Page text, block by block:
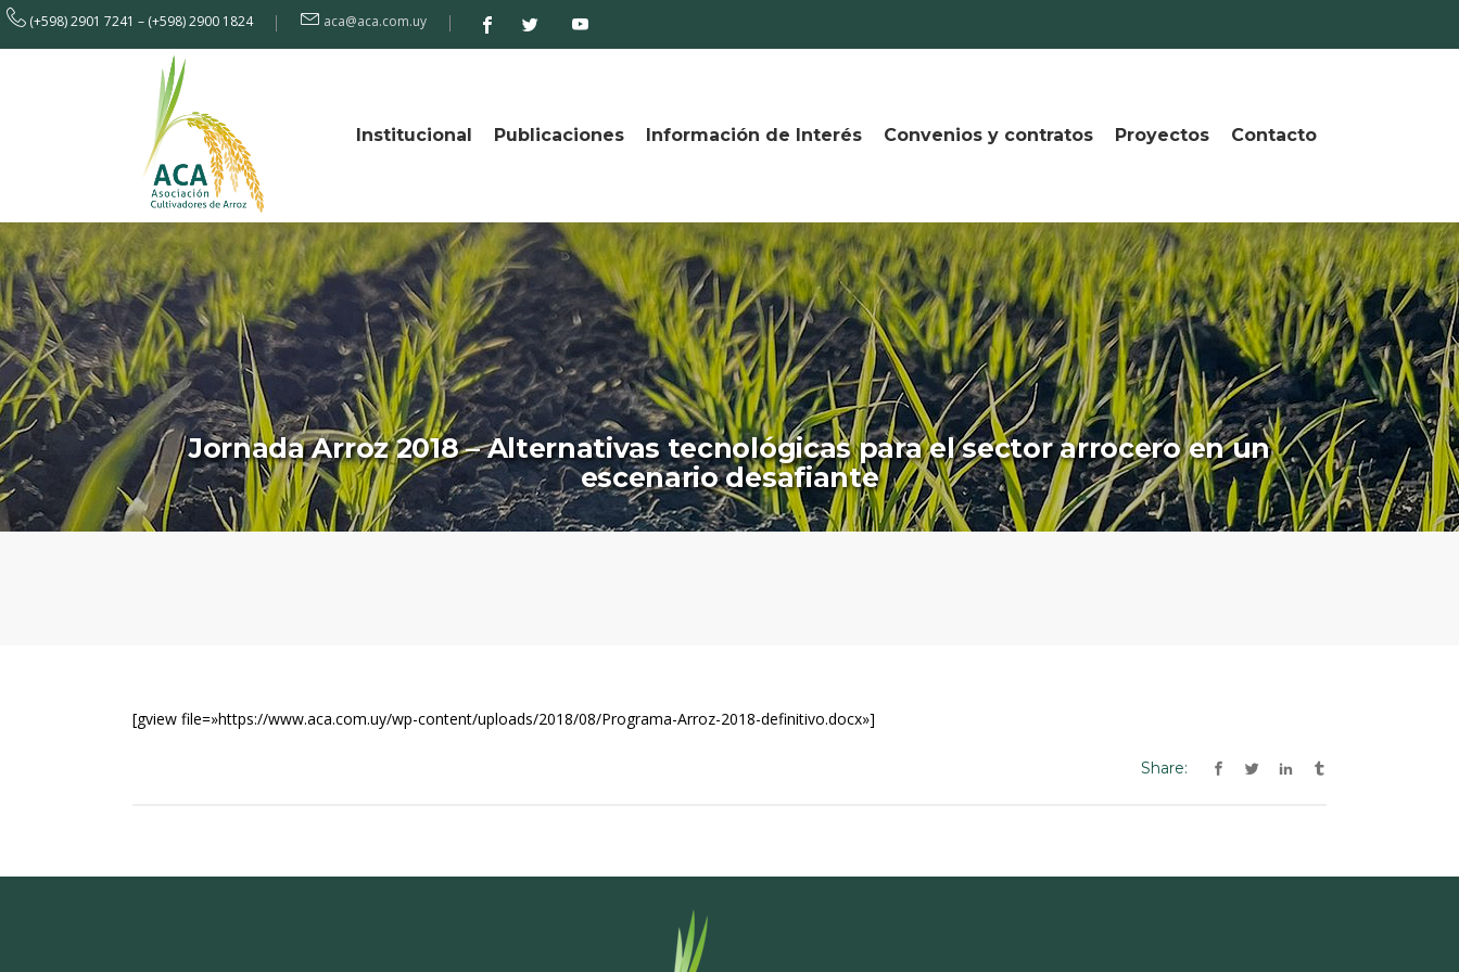
(+598) 2901 7241 – (+598) 2900 1824 aca@aca.com.uy
Institucional Publicaciones Información de Interés Convenios y contratos Proyectos Contacto
Jornada Arroz 2018 – Alternativas tecnológicas para el sector arrocero en un
escenario desafiante
[gview file=»https://www.aca.com.uy/wp-content/uploads/2018/08/Programa-Arroz-2018-definitivo.docx»]
Share: